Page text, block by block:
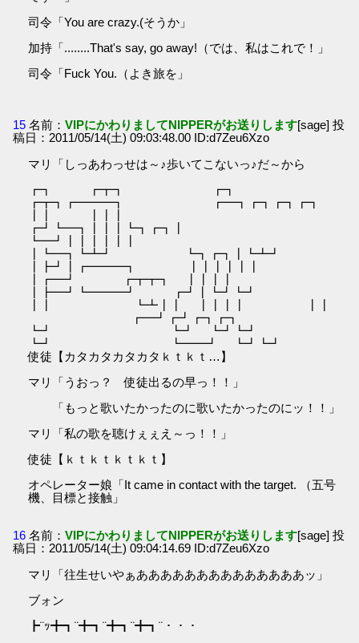
司令「You are crazy.(そうか」
加持「........That's say, go away!（では、私はこれで！」
司令「Fuck You.（よき旅を」
15 名前：VIPにかわりましてNIPPERがお送りします[sage] 投
稿日：2011/05/14(土) 09:03:48.00 ID:d7Zeu6Xzo
マリ「しっあわっせは～♪歩いてこないっ♪だ～から
┏┓ ┏┳┓ ┏┓
┏┳┓┏━━━┓ ┏━┓┏┓┏┓┏┓
┏┛┗━┓┃┃┃┗┓┏┓┃
┗━┛┃┃┃┃┃┃
┃┗━┓┗┻┛ ┗┓┏┓┃┗┻┛
┃┣┛┃┏━━━┓ ┃┃┃┃┃┃
┃┏━┛ ┏┳┳┓ ┃┃┃┃
┃┣━┛┗━━━┛ ┏┛┃┗┛┗┛
┃┃ ┗┻┃┃ ┃┃┃┃ ┃┃
┏━┛┏┛┏┓┏┓
┗┛ ┗┛ ┗┛┗┛
┗┛ ┗━━┛ ┗┛┗┛
使徒【カタカタカタカタｋｔｋｔ…】
マリ「うおっ？ 使徒出るの早っ！！」
「もっと歌いたかったのに歌いたかったのにッ！！」
マリ「私の歌を聴けぇぇえ～っ！！」
使徒【ｋｔｋｔｋｔｋｔ】
オペレーター娘「It came in contact with the target. （五号
機、目標と接触」
16 名前：VIPにかわりましてNIPPERがお送りします[sage] 投
稿日：2011/05/14(土) 09:04:14.69 ID:d7Zeu6Xzo
マリ「往生せいやぁああああああああああああああッ」
ブォン
┣¨ｯ╋┓¨╋┓¨╋┓¨╋┓¨・・・